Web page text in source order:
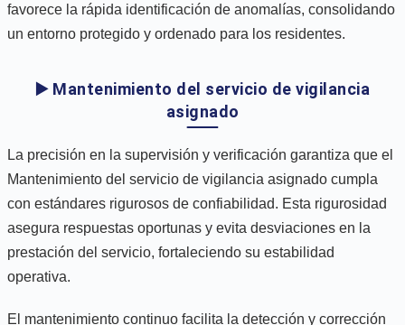
favorece la rápida identificación de anomalías, consolidando
un entorno protegido y ordenado para los residentes.
▶️ Mantenimiento del servicio de vigilancia
asignado
La precisión en la supervisión y verificación garantiza que el
Mantenimiento del servicio de vigilancia asignado cumpla
con estándares rigurosos de confiabilidad. Esta rigurosidad
asegura respuestas oportunas y evita desviaciones en la
prestación del servicio, fortaleciendo su estabilidad
operativa.
El mantenimiento continuo facilita la detección y corrección